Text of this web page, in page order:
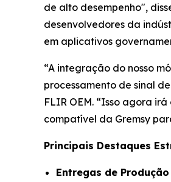
de alto desempenho",
desenvolvedores da
em aplicativos
“A integração do nosso
processamento de sinal
FLIR OEM. “Isso agora
compatível da Gremsy
Principais Destaques
Entregas de